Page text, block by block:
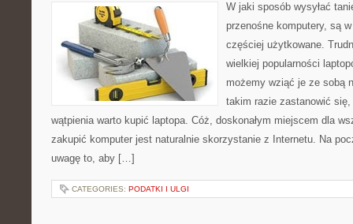
W jaki sposób wysyłać
przenośne komputery, są
częściej użytkowane.
wielkiej popularności
możemy wziąć je ze sobą
takim razie zastanowić
wątpienia warto kupić laptopa. Cóż, doskonałym miejscem dla
zakupić komputer jest naturalnie skorzystanie z Internetu. Na
uwagę to, aby […]
CATEGORIES: PODATKI I ULGI